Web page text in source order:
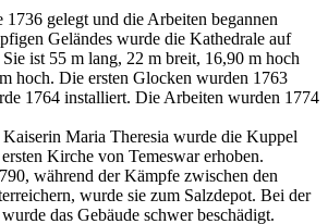
gelegt und die Arbeiten begannen
Geländes wurde die Kathedrale auf
ist 55 m lang, 22 m breit, 16,90 m hoch
hoch. Die ersten Glocken wurden 1763
1764 installiert. Die Arbeiten wurden 1774
Maria Theresia wurde die Kuppel
Kirche von Temeswar erhoben.
während der Kämpfe zwischen den
wurde sie zum Salzdepot. Bei der
das Gebäude schwer beschädigt.